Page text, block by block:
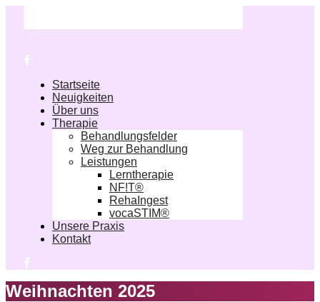
Startseite
Neuigkeiten
Über uns
Therapie
Behandlungsfelder
Weg zur Behandlung
Leistungen
Lerntherapie
NF!T®
RehaIngest
vocaSTIM®
Unsere Praxis
Kontakt
Weihnachten 2025